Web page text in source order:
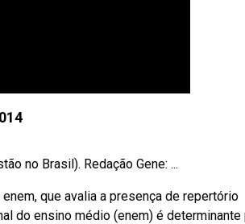
no Brasil). Redação Gene: ...
que avalia a presença de repertório
do ensino médio (enem) é determinante